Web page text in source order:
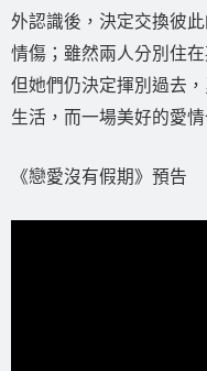
外認識後，決定交換彼
情傷；雖然兩人分別住
但她們仍決定揮別過去
生活，而一場美好的愛
《戀愛沒有假期》預告